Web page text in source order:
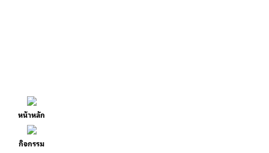
หน้าหลัก
กิจกรรม